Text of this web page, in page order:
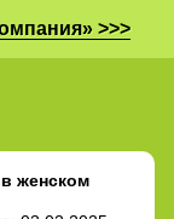
>>>
в женском